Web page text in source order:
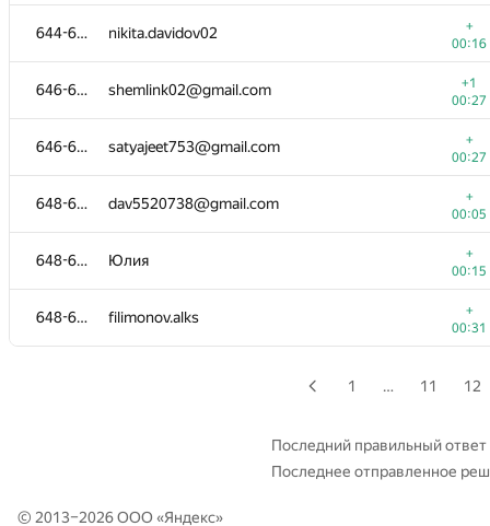
644-645 nikita.davidov02
+
00:16
646-647 shemlink02@gmail.com
+1
00:27
646-647 satyajeet753@gmail.com
+
00:27
648-651 dav5520738@gmail.com
+
00:05
648-651 Юлия
+
00:15
648-651 filimonov.alks
+
00:31
628 Роман Савельев
00:07
St1lk3r
+
00:39
Максим Федоров
00:12
631 EsQLap
00:11
632 Марат Фаттахов
00:19
dmitry.taran333
00:29
+
1 … 11 12
Последний правильный ответ
Последнее отправленное
© 2013–2026 ООО «Яндекс»